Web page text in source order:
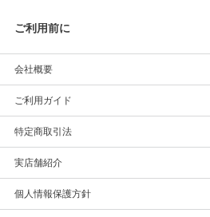
ご利用前に
会社概要
ご利用ガイド
特定商取引法
実店舗紹介
個人情報保護方針